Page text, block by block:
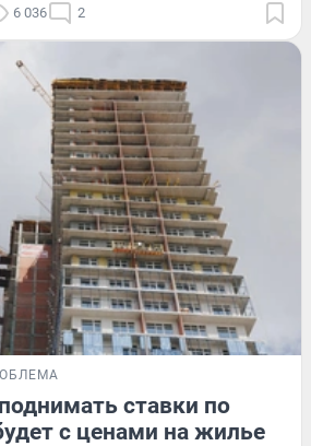
6 036 2
ставки по
с ценами на жилье